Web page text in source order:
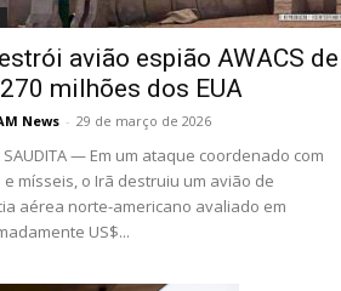
avião espião AWACS de
milhões dos EUA
News - 29 de março de 2026
SAUDITA — Em um ataque coordenado com
mísseis, o Irã destruiu um avião de
aérea norte-americano avaliado em
US$...